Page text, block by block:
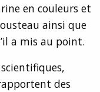
en couleurs et
ainsi que
a mis au point.
des